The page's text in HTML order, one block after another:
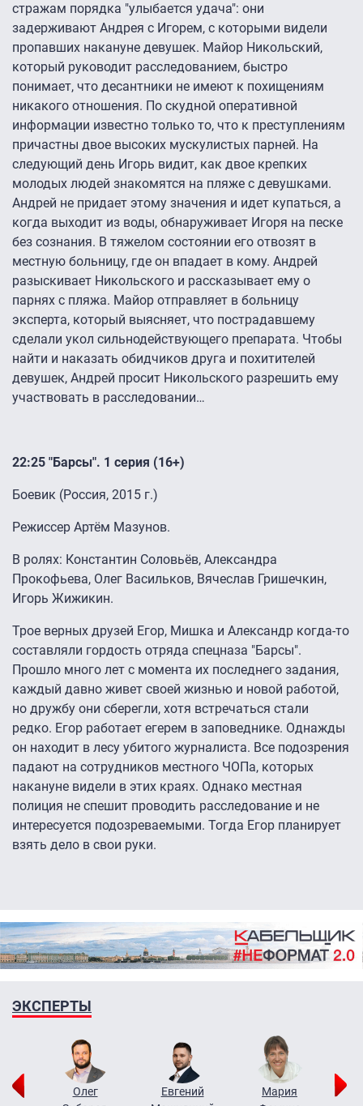
стражам порядка "улыбается удача": они
задерживают Андрея с Игорем, с которыми видели
пропавших накануне девушек. Майор Никольский,
который руководит расследованием, быстро
понимает, что десантники не имеют к похищениям
никакого отношения. По скудной оперативной
информации известно только то, что к преступлениям
причастны двое высоких мускулистых парней. На
следующий день Игорь видит, как двое крепких
молодых людей знакомятся на пляже с девушками.
Андрей не придает этому значения и идет купаться, а
когда выходит из воды, обнаруживает Игоря на песке
без сознания. В тяжелом состоянии его отвозят в
местную больницу, где он впадает в кому. Андрей
разыскивает Никольского и рассказывает ему о
парнях с пляжа. Майор отправляет в больницу
эксперта, который выясняет, что пострадавшему
сделали укол сильнодействующего препарата. Чтобы
найти и наказать обидчиков друга и похитителей
девушек, Андрей просит Никольского разрешить ему
участвовать в расследовании…
22:25 "Барсы". 1 серия (16+)
Боевик (Россия, 2015 г.)
Режиссер Артём Мазунов.
В ролях: Константин Соловьёв, Александра
Прокофьева, Олег Васильков, Вячеслав Гришечкин,
Игорь Жижикин.
Трое верных друзей Егор, Мишка и Александр когда-то
составляли гордость отряда спецназа "Барсы".
Прошло много лет с момента их последнего задания,
каждый давно живет своей жизнью и новой работой,
но дружбу они сберегли, хотя встречаться стали
редко. Егор работает егерем в заповеднике. Однажды
он находит в лесу убитого журналиста. Все подозрения
падают на сотрудников местного ЧОПа, которых
накануне видели в этих краях. Однако местная
полиция не спешит проводить расследование и не
интересуется подозреваемыми. Тогда Егор планирует
взять дело в свои руки.
ЭКСПЕРТЫ
Олег
Евгений
Мария